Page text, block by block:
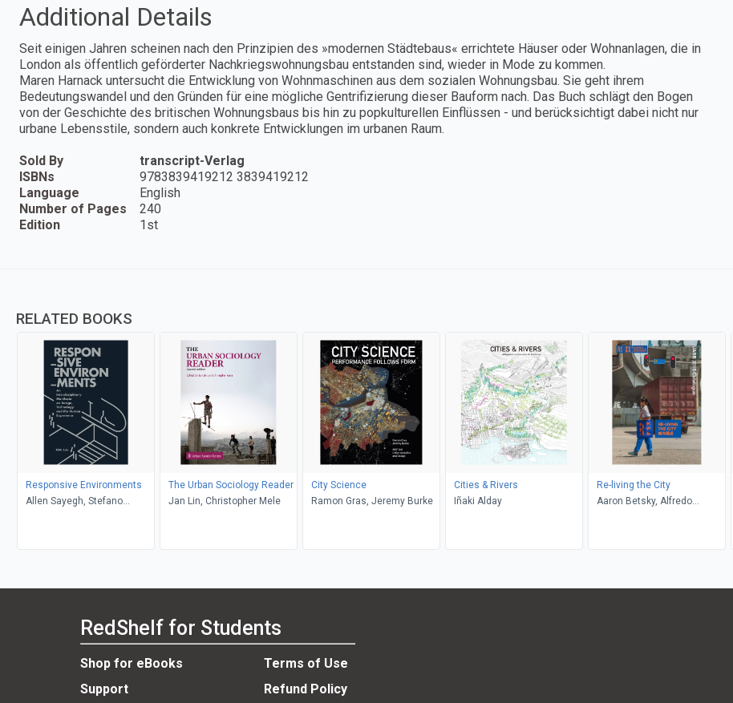
Additional Details
Seit einigen Jahren scheinen nach den Prinzipien des »modernen Städtebaus« errichtete Häuser oder Wohnanlagen, die in
London als öffentlich geförderter Nachkriegswohnungsbau entstanden sind, wieder in Mode zu kommen.
Maren Harnack untersucht die Entwicklung von Wohnmaschinen aus dem sozialen Wohnungsbau. Sie geht ihrem
Bedeutungswandel und den Gründen für eine mögliche Gentrifizierung dieser Bauform nach. Das Buch schlägt den Bogen
von der Geschichte des britischen Wohnungsbaus bis hin zu popkulturellen Einflüssen - und berücksichtigt dabei nicht nur
urbane Lebensstile, sondern auch konkrete Entwicklungen im urbanen Raum.
Sold By
transcript-Verlag
ISBNs
9783839419212 3839419212
Language
English
Number of Pages
240
Edition
1st
RELATED BOOKS
Responsive Environments
Allen Sayegh, Stefano
The Urban Sociology Reader
Jan Lin, Christopher Mele
City Science
Ramon Gras, Jeremy Burke
Cities & Rivers
Iñaki Alday
Re-living the City
Aaron Betsky, Alfredo
Gideon Fink Shapiro
RedShelf for Students
Shop for eBooks
Terms of Use
Support
Refund Policy